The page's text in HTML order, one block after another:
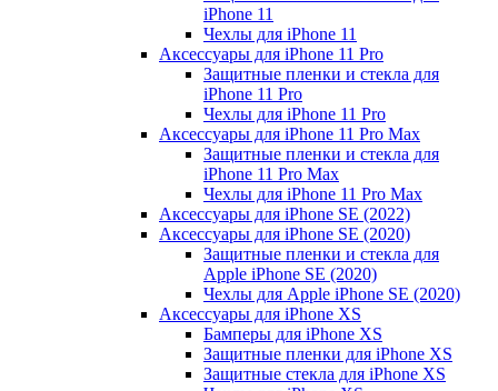
iPhone 11
Чехлы для iPhone 11
Аксессуары для iPhone 11 Pro
Защитные пленки и стекла для
iPhone 11 Pro
Чехлы для iPhone 11 Pro
Аксессуары для iPhone 11 Pro Max
Защитные пленки и стекла для
iPhone 11 Pro Max
Чехлы для iPhone 11 Pro Max
Аксессуары для iPhone SE (2022)
Аксессуары для iPhone SE (2020)
Защитные пленки и стекла для
Apple iPhone SE (2020)
Чехлы для Apple iPhone SE (2020)
Аксессуары для iPhone ХS
Бамперы для iPhone ХS
Защитные пленки для iPhone ХS
Защитные стекла для iPhone ХS